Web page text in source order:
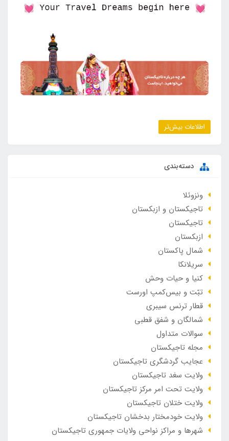
اطلاعات بیش‌تر
دسته‌بندی
ونزوئلا
تاجیکستان و ازبکستان
تاجیکستان
ازبکستان
شمال پاکستان
سریلانکا
کنیا و حیات وحش
تبّت و بیس‌کمپ اورست
قطار ترنس سیبری
شمالگان و شفق قطبی
سوالات متداول
مجله تاجیکستان
عجایب گردشگری تاجیکستان
ولایت سغد تاجیکستان
ولایت تحت امر مرکز تاجیکستان
ولایت ختلان تاجیکستان
ولایت خودمختار بدخشان تاجیکستان
شهرها و مراکز نواحی ولایات جمهوری تاجیکستان